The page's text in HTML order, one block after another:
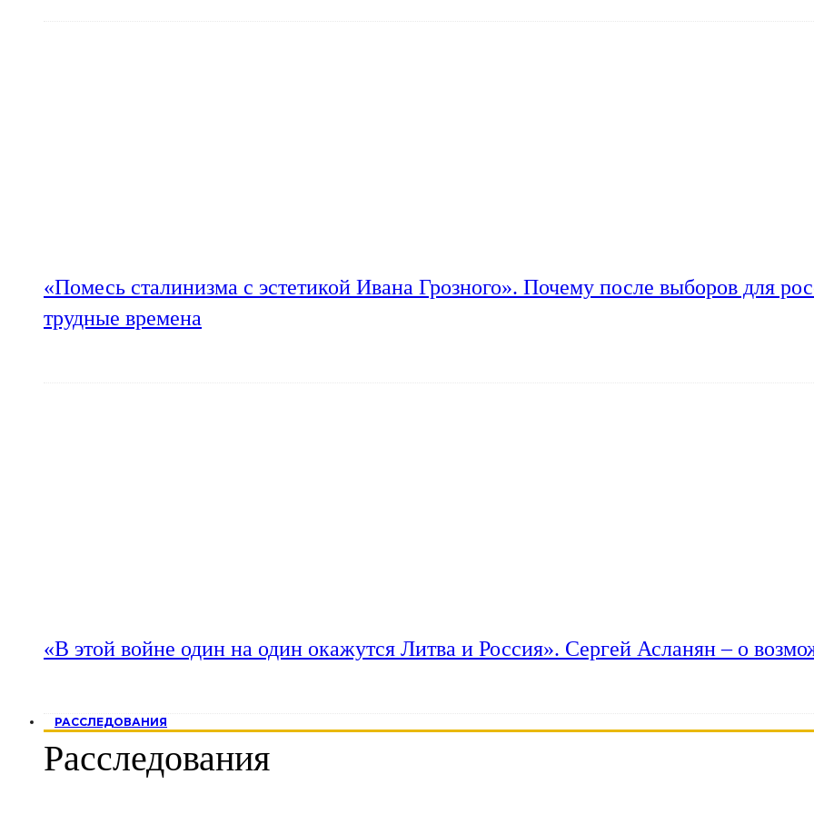
«Помесь сталинизма с эстетикой Ивана Грозного». Почему после выборов для
трудные времена
«В этой войне один на один окажутся Литва и Россия». Сергей Асланян – о
РАССЛЕДОВАНИЯ
Расследования